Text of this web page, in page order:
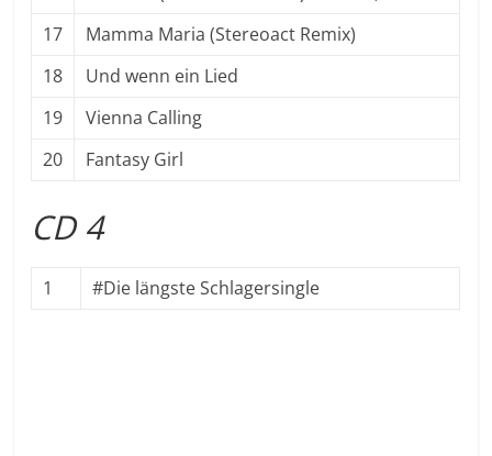
17
Mamma Maria (Stereoact Remix)
18
Und wenn ein Lied
19
Vienna Calling
20
Fantasy Girl
CD 4
1 #Die längste Schlagersingle